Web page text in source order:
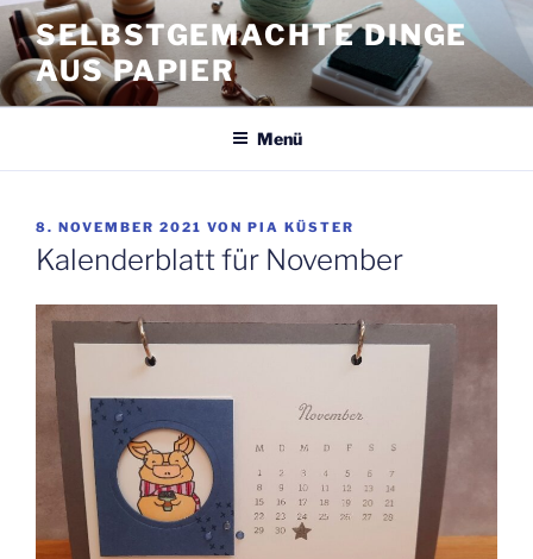
Zum
Inhalt
springen
SELBSTGEMACHTE DINGE
AUS PAPIER
Menü
VERÖFFENTLICHT
AM
8. NOVEMBER 2021 VON PIA KÜSTER
Kalenderblatt für November